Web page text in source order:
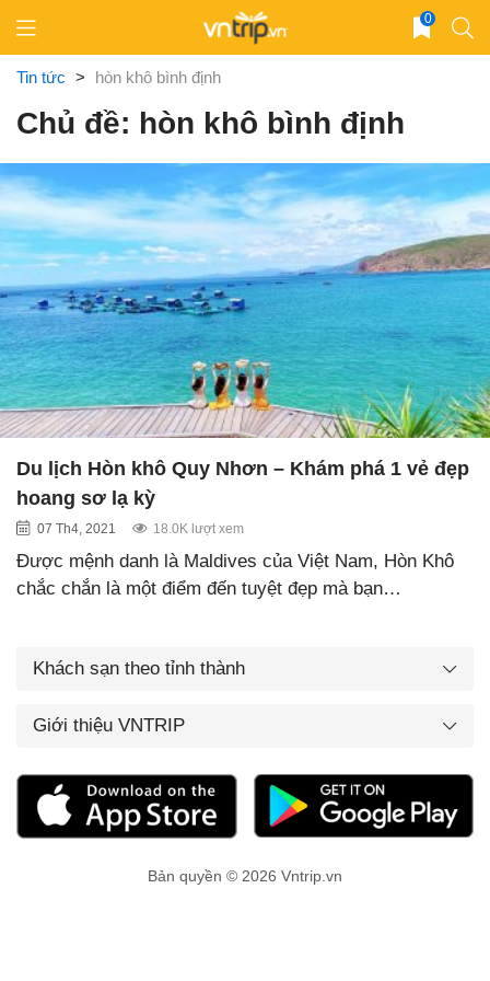
content
0
Tin tức > hòn khô bình định
Chủ đề: hòn khô bình định
Du lịch Hòn khô Quy Nhơn – Khám phá 1 vẻ đẹp
hoang sơ lạ kỳ
07 Th4, 2021 18.0K lượt xem
Được mệnh danh là Maldives của Việt Nam, Hòn Khô
chắc chắn là một điểm đến tuyệt đẹp mà bạn…
Khách sạn theo tỉnh thành
Giới thiệu VNTRIP
Bản quyền © 2026 Vntrip.vn